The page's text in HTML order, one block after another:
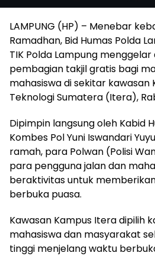
LAMPUNG (HP) – Menebar
Ramadhan, Bid Humas Polda
TIK Polda Lampung
pembagian takjil gratis bagi
mahasiswa di sekitar kawasan
Teknologi Sumatera (Itera),
Dipimpin langsung oleh Kabid
Kombes Pol Yuni Iswandari
ramah, para Polwan (Polisi
para pengguna jalan dan
beraktivitas untuk
berbuka puasa.
Kawasan Kampus Itera dipilih
mahasiswa dan masyarakat
tinggi menjelang waktu